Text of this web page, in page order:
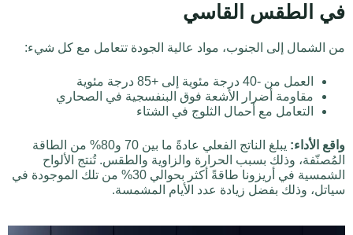
في الطقس القاسي
من الشمال إلى الجنوب، مواد عالية الجودة تتعامل مع كل شيء:
العمل من -40 درجة مئوية إلى +85 درجة مئوية
مقاومة أضرار الأشعة فوق البنفسجية في الصحاري
التعامل مع أحمال الثلوج في الشتاء
واقع الأداء:
يبلغ الناتج الفعلي عادةً ما بين 70 و80% من الطاقة
المُصنّفة، وذلك بسبب الحرارة والزاوية والطقس. تُنتج الألواح
الشمسية في أريزونا طاقةً أكثر بحوالي 30% من تلك الموجودة في
سياتل، وذلك بفضل زيادة عدد الأيام المشمسة.